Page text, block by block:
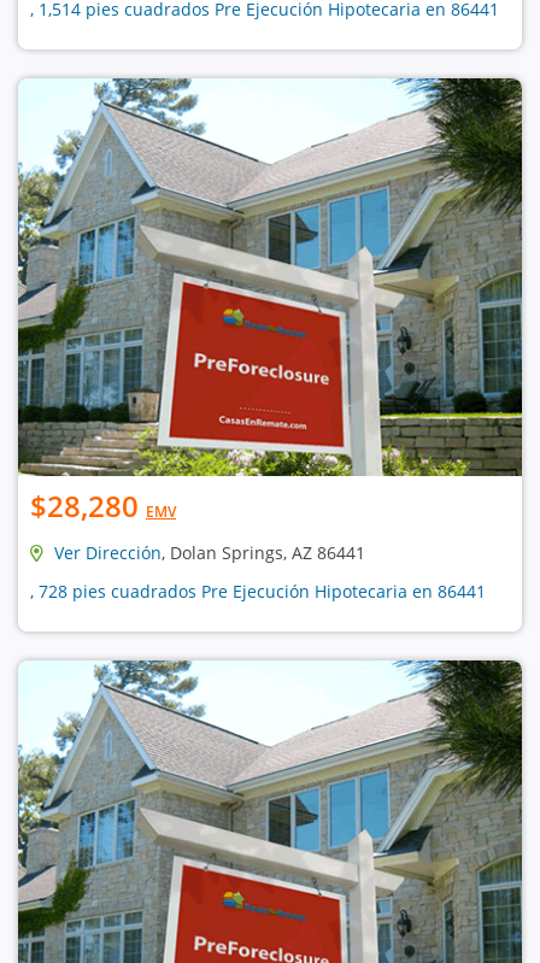
, 1,514 pies cuadrados Pre Ejecución Hipotecaria en 86441
$28,280 EMV
Ver Dirección, Dolan Springs, AZ 86441
, 728 pies cuadrados Pre Ejecución Hipotecaria en 86441